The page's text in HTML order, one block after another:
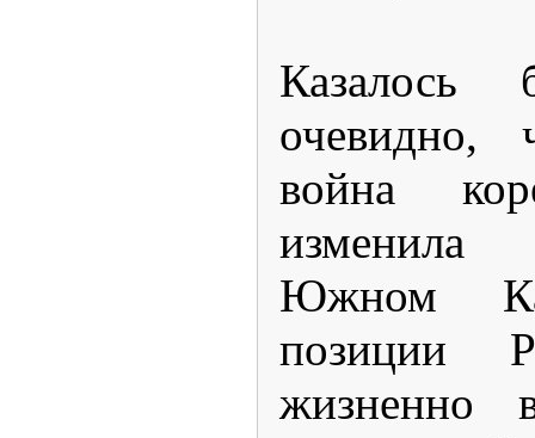
Казалось
очевидно,
война
Южном
позиции
жизненно